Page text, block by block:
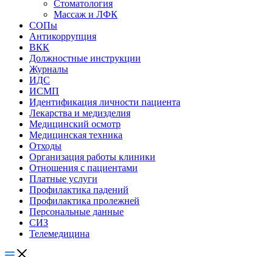
Стоматология
Массаж и ЛФК
СОПы
Антикоррупция
ВКК
Должностные инструкции
Журналы
ИДС
ИСМП
Идентификация личности пациента
Лекарства и медизделия
Медицинский осмотр
Медицинская техника
Отходы
Организация работы клиники
Отношения с пациентами
Платные услуги
Профилактика падений
Профилактика пролежней
Персональные данные
СИЗ
Телемедицина